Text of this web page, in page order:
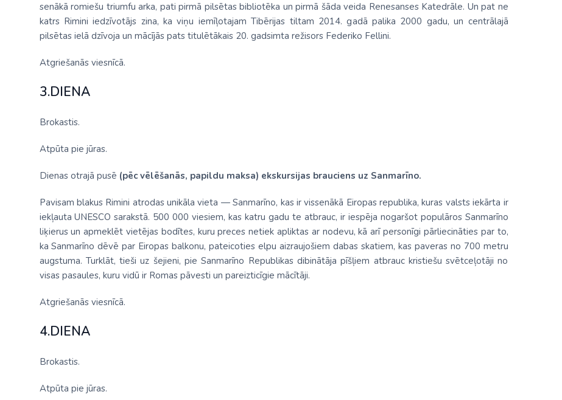
senākā romiešu triumfu arka, pati pirmā pilsētas bibliotēka un pirmā šāda veida Renesanses Katedrāle. Un pat ne
katrs Rimini iedzīvotājs zina, ka viņu iemīļotajam Tibērijas tiltam 2014. gadā palika 2000 gadu, un centrālajā
pilsētas ielā dzīvoja un mācījās pats titulētākais 20. gadsimta režisors Federiko Fellini.
Atgriešanās viesnīcā.
3.DIENA
Brokastis.
Atpūta pie jūras.
Dienas otrajā pusē (pēc vēlēšanās, papildu maksa) ekskursijas brauciens uz Sanmarīno.
Pavisam blakus Rimini atrodas unikāla vieta — Sanmarīno, kas ir vissenākā Eiropas republika, kuras valsts iekārta ir
iekļauta UNESCO sarakstā. 500 000 viesiem, kas katru gadu te atbrauc, ir iespēja nogaršot populāros Sanmarīno
liķierus un apmeklēt vietējas bodītes, kuru preces netiek apliktas ar nodevu, kā arī personīgi pārliecināties par to,
ka Sanmarīno dēvē par Eiropas balkonu, pateicoties elpu aizraujošiem dabas skatiem, kas paveras no 700 metru
augstuma. Turklāt, tieši uz šejieni, pie Sanmarīno Republikas dibinātāja pīšļiem atbrauc kristiešu svētceļotāji no
visas pasaules, kuru vidū ir Romas pāvesti un pareizticīgie mācītāji.
Atgriešanās viesnīcā.
4.DIENA
Brokastis.
Atpūta pie jūras.